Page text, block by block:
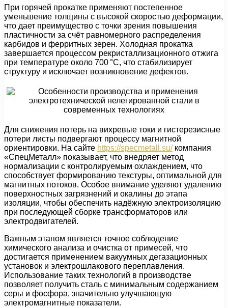
При горячей прокатке применяют постепенное
уменьшение толщины с высокой скоростью деформации,
что дает преимущество с точки зрения повышения
пластичности за счёт равномерного распределения
карбидов и ферритных зерен. Холодная прокатка
завершается процессом рекристаллизационного отжига
при температуре около 700 °C, что стабилизирует
структуру и исключает возникновение дефектов.
Для снижения потерь на вихревые токи и гистерезисные
потери листы подвергают процессу магнитной
ориентировки. На сайте https://specmetall.su/компания
«СпецМеталл» показывает, что внедряет метод
нормализации с контролируемым охлаждением, что
способствует формированию текстуры, оптимальной для
магнитных потоков. Особое внимание уделяют удалению
поверхностных загрязнений и окалины до этапа
изоляции, чтобы обеспечить надёжную электроизоляцию
при последующей сборке трансформаторов или
электродвигателей.
Важным этапом является точное соблюдение
химического анализа и очистка от примесей, что
достигается применением вакуумных дегазационных
установок и электрошлакового переплавления.
Использование таких технологий в производстве
позволяет получить сталь с минимальным содержанием
серы и фосфора, значительно улучшающую
электромагнитные показатели.